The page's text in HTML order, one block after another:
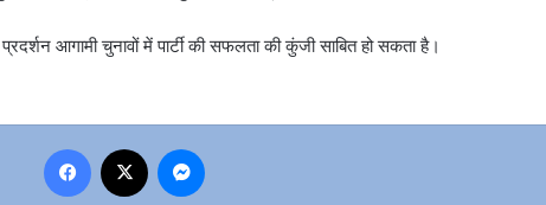
आगामी चुनावों में पार्टी की सफलता की कुंजी साबित हो सकता है।
Facebook